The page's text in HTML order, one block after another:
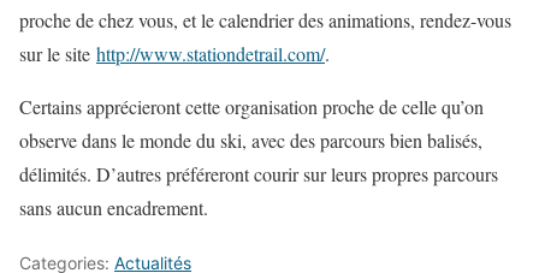
proche de chez vous, et le calendrier des animations, rendez-vous
sur le site http://www.stationdetrail.com/.
Certains apprécieront cette organisation proche de celle qu’on
observe dans le monde du ski, avec des parcours bien balisés,
délimités. D’autres préféreront courir sur leurs propres parcours
sans aucun encadrement.
Categories: Actualités